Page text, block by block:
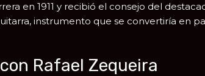
en 1911 y recibió el consejo del
instrumento que se convertiría en
Rafael Zequeira